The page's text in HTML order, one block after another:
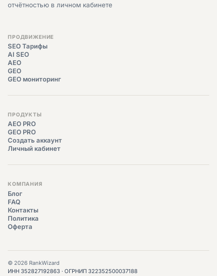
отчётностью в личном кабинете
ПРОДВИЖЕНИЕ
SEO Тарифы
AI SEO
AEO
GEO
GEO мониторинг
ПРОДУКТЫ
AEO PRO
GEO PRO
Создать аккаунт
Личный кабинет
КОМПАНИЯ
Блог
FAQ
Контакты
Политика
Оферта
© 2026 RankWizard
ИНН 352827192863 · ОГРНИП 322352500037188